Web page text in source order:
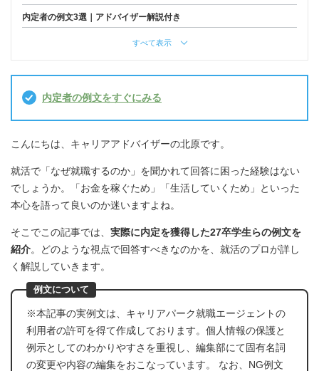
内定者の例文3選｜アドバイザー解説付き
すべて表示
内定者の例文をすぐにみる
こんにちは、キャリアアドバイザーの北原です。
就活で「なぜ就職するのか」を聞かれて回答に困った経験はない
でしょうか。「お金を稼ぐため」「生活していくため」といった
本心を語って良いのか迷いますよね。
そこでこの記事では、 実際に内定を獲得した27卒学生らの例文を
紹介。どのような視点で回答すべきなのかを、就活のプロが詳し
く解説していきます。
例文について
※本記事の実例文は、キャリアパーク就職エージェントの
利用者の許可を得て作成しております。個人情報の保護と
例示としてのわかりやすさを重視し、編集部にて固有名詞
の変更や内容の編集をおこなっています。 なお、NG例文